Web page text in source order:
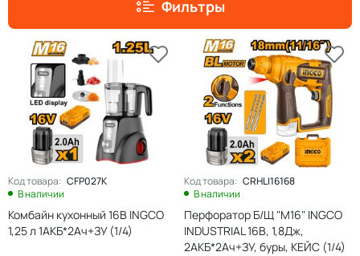
Фильтры
Код товара: CFP027K
В наличии
Комбайн кухонный 16В INGCO
1,25 л 1АКБ*2Ач+ЗУ (1/4)
Код товара: CRHLI16168
В наличии
Перфоратор Б/Щ "M16" INGCO
INDUSTRIAL 16В, 1,8Дж,
2АКБ*2Ач+ЗУ, буры, КЕЙС (1/4)